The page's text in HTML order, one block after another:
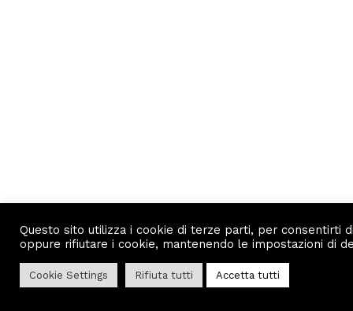
Questo sito utilizza i cookie di terze parti, per consentirti
oppure rifiutare i cookie, mantenendo le impostazioni di
Cookie Settings Rifiuta tutti Accetta tutti